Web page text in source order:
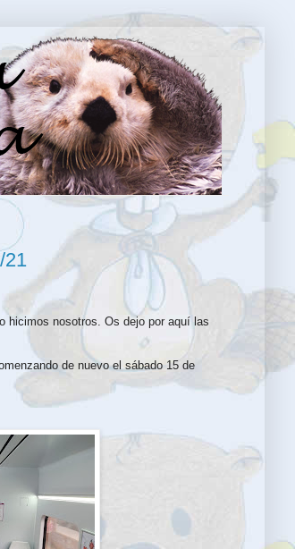
21
hicimos nosotros. Os dejo por aquí las
de nuevo el sábado 15 de